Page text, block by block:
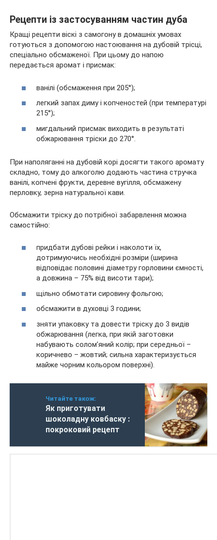
Рецепти із застосуванням частин дуба
Кращі рецепти віскі з самогону в домашніх умовах
готуються з допомогою настоювання на дубовій трісці,
спеціально обсмаженої. При цьому до напою
передається аромат і присмак:
ванілі (обсмаження при 205°);
легкий запах диму і копченостей (при температурі
215°);
мигдальний присмак виходить в результаті
обжарювання тріски до 270°.
При наполяганні на дубовій корі досягти такого аромату
складно, тому до алкоголю додають частина стручка
ванілі, копчені фрукти, деревне вугілля, обсмажену
перловку, зерна натуральної кави.
Обсмажити тріску до потрібної забарвлення можна
самостійно:
придбати дубові рейки і наколоти їх,
дотримуючись необхідні розміри (ширина
відповідає половині діаметру горловини ємності,
а довжина – 75% від висоти тари);
щільно обмотати сировину фольгою;
обсмажити в духовці 3 години;
зняти упаковку та довести тріску до 3 видів
обжарювання (легка, при якій заготовки
набувають солом’яний колір; при середньої –
коричнево – жовтий; сильна характеризується
майже чорним кольором поверхні).
Читайте також:
Як приготувати
шоколадну ковбаску :
покроковий рецепт